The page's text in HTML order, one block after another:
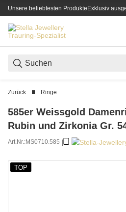
Unsere beliebtesten ProdukteExklusiv
Zurück Ringe
585er Weissgold
Rubin und Zirkonia Gr.
Art.Nr.:MS0710.585
TOP